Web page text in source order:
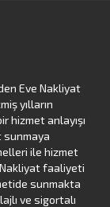
Eve Nakliyat
yılların
hizmet anlayışı
sunmaya
ile hizmet
faaliyeti
sunmakta
ve sigortalı